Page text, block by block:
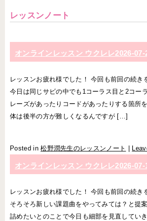
レッスンノート
オンラインレッスン ウクレレ2026-
レッスンお疲れ様でした！ 今回も前回の続き
今日は同じサビの中でも1コーラス目と2コー
レーズがあったりコードがあったりする箇所
体は後半の方が難しくなるんですが […]
Posted in 松野潤先生のレッスンノート
オンラインレッスン ウクレレ2026-
レッスンお疲れ様でした！ 今回も前回の続き
そろそろ新しい課題曲をやってみては？と提
詰めたいとのことで今日も細部を見直してい